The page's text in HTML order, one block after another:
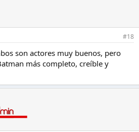
#18
son actores muy buenos, pero
más completo, creíble y